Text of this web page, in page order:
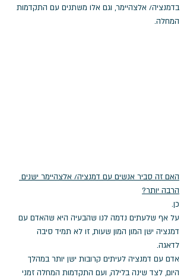
בדמנציה/ אלצהיימר, וגם אלו משתנים עם התקדמות
המחלה.
האם זה סביר אנשים עם דמנציה/ אלצהיימר ישנים
הרבה יותר?
כן.
על אף שלעתים נדמה לנו שהבעיה היא שהאדם עם
דמנציה ישן המון המון שעות, זו לא תמיד סיבה
לדאגה.
אדם עם דמנציה לעיתים קרובות ישן יותר במהלך
היום, לצד שינה בלילה, ועם התקדמות המחלה זמני